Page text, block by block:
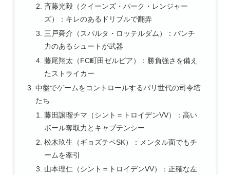
斉藤光毅（クイーンズ・パーク・レンジャー
ズ）：キレのあるドリブルで翻弄
三戸舜介（スパルタ・ロッテルダム）：パンチ
力のあるシュートが武器
藤尾翔太（FC町田ゼルビア）：勝負強さを備え
たストライカー
中盤でゲームをコントロールするパリ世代の司令塔
たち
藤田譲瑠チマ（シント＝トロイデンVV）：高い
ボール奪取力とキャプテンシー
松木玖生（ギョズテペSK）：メンタル面でもチ
ームを牽引
山本理仁（シント＝トロイデンVV）：正確な左